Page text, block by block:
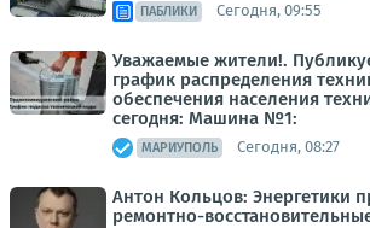
ПАБЛИКИ Сегодня, 09:55
Уважаемые жители!.
график распределения
обеспечения населения
сегодня: Машина №1:
МАРИУПОЛЬ Сегодня, 08:27
Антон Кольцов: Энергетики
ремонтно-